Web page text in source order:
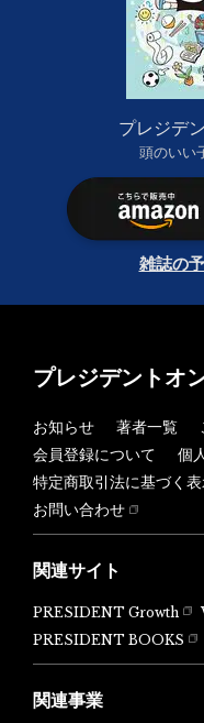
プレジデ
頭のいい
雑誌の
プレジデントオ
お知らせ 著者一覧
会員登録について
個
特定商取引法に基づく
お問い合わせ
関連サイト
PRESIDENT Growth
PRESIDENT BOOKS
関連事業